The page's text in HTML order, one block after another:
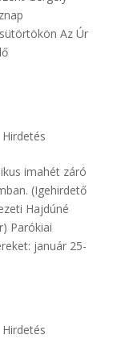
Az Úr
Hirdetés
imahét záró
(Igehirdető
Hajdúné
Parókiai
január 25-
Hirdetés